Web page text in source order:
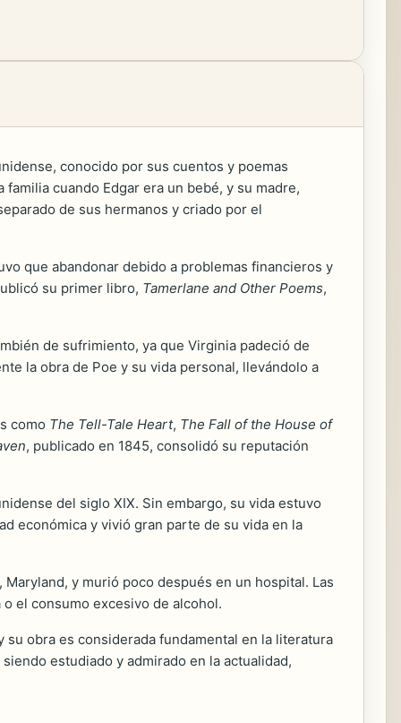
conocido por sus cuentos y poemas
cuando Edgar era un bebé, y su madre,
de sus hermanos y criado por el
que abandonar debido a problemas financieros y
su primer libro, Tamerlane and Other Poems,
de sufrimiento, ya que Virginia padeció de
la obra de Poe y su vida personal, llevándolo a
como The Tell-Tale Heart, The Fall of the House of
, publicado en 1845, consolidó su reputación
del siglo XIX. Sin embargo, su vida estuvo
económica y vivió gran parte de su vida en la
y murió poco después en un hospital. Las
el consumo excesivo de alcohol.
obra es considerada fundamental en la literatura
estudiado y admirado en la actualidad,